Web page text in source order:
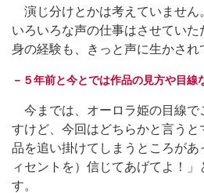
演じ分けとかは考えていません
いろいろな声の仕事はさせてい
身の経験も、きっと声に生かされ
－５年前と今とでは作品の見方や目線
今までは、オーロラ姫の目線で
すけど、今回はどちらかと言う
品を追い掛けてしまうところがあ
ィセントを）信じてあげてよ！
す。